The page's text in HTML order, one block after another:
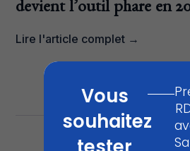
devient l’outil phare en
Lire l'article complet →
Vous
souhaitez